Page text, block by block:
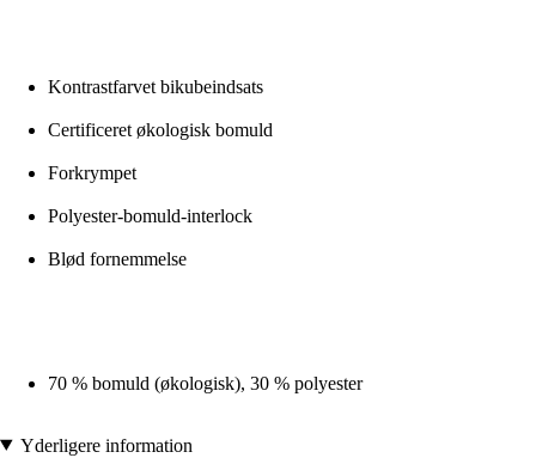
Kontrastfarvet bikubeindsats
Certificeret økologisk bomuld
Forkrympet
Polyester-bomuld-interlock
Blød fornemmelse
70 % bomuld (økologisk), 30 % polyester
Yderligere information